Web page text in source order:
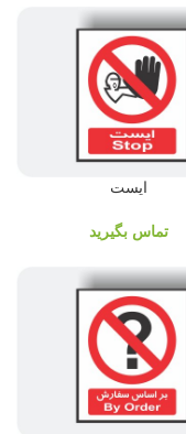
ایست
تماس بگیرید